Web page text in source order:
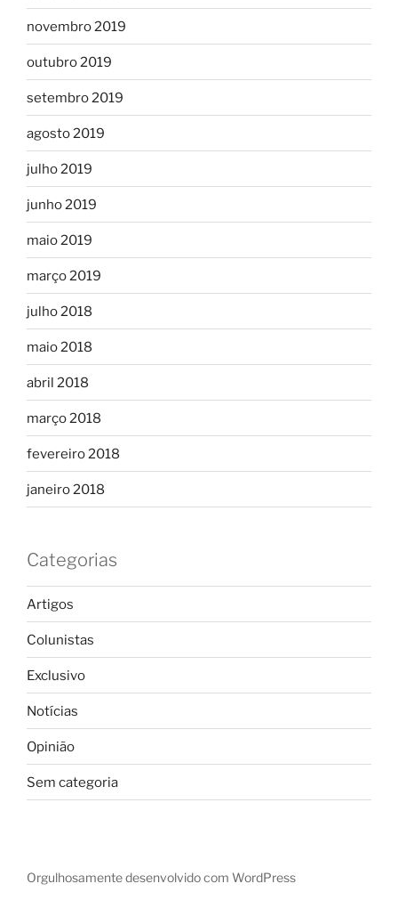
novembro 2019
outubro 2019
setembro 2019
agosto 2019
julho 2019
junho 2019
maio 2019
março 2019
julho 2018
maio 2018
abril 2018
março 2018
fevereiro 2018
janeiro 2018
Categorias
Artigos
Colunistas
Exclusivo
Notícias
Opinião
Sem categoria
Orgulhosamente desenvolvido com WordPress